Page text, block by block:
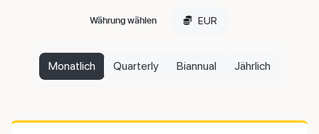
Währung wählen EUR
Monatlich Quarterly Biannual Jährlich